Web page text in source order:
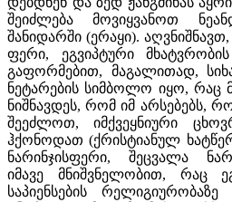
შეიძლება მოვიყვანოთ
შანიდარში (ერაყი).
ფერი, ეგვიპტური
გაფორმებით, მაგალითად,
ნეტარების სიმბოლო იყო, რაც
ნიშნავდეს, რომ იმ არსებებს,
შეეძლოთ, იმქვეყნიური
ჰქონოდათ (ქრისტიანულ
ნარინჯისფერი, შეცვალა
იმავე მნიშვნელობით, რაც
საპიენსების